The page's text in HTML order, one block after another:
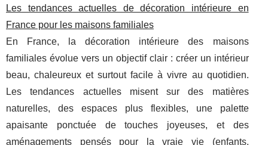
Les tendances actuelles de décoration intérieure en
France pour les maisons familiales
En France, la décoration intérieure des maisons
familiales évolue vers un objectif clair : créer un intérieur
beau, chaleureux et surtout facile à vivre au quotidien.
Les tendances actuelles misent sur des matières
naturelles, des espaces plus flexibles, une palette
apaisante ponctuée de touches joyeuses, et des
aménagements pensés pour la vraie vie (enfants,